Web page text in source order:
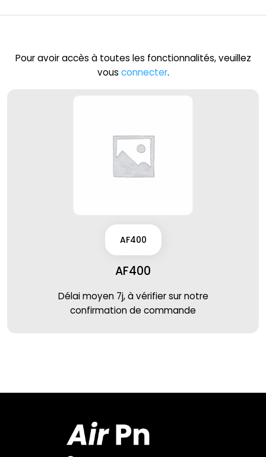
Pour avoir accès à toutes les fonctionnalités, veuillez
vous connecter.
AF400
AF400
Délai moyen 7j, à vérifier sur notre
confirmation de commande